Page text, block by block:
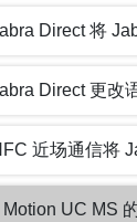
Direct 将
Direct 更改
近场通信将
UC MS